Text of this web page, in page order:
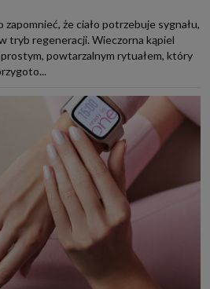
że ciało potrzebuje sygnału,
tryb regeneracji. Wieczorna kąpiel
powtarzalnym rytuałem, który